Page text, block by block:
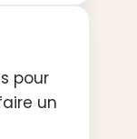
pour
un